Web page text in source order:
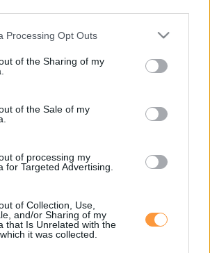
website/app uses one or more Google
or usage behaviour. You may click to
to Google and its third-party tags to
specified purposes in below Google
Processing Opt Outs
of the Sharing of my
of the Sale of my
of processing my
for Targeted Advertising.
of Collection, Use,
and/or Sharing of my
that Is Unrelated with the
it was collected.
regisztrálni?
a szolgáltatásaikat, az üzemanyag minőségét
JOG
ONLINE KFT.